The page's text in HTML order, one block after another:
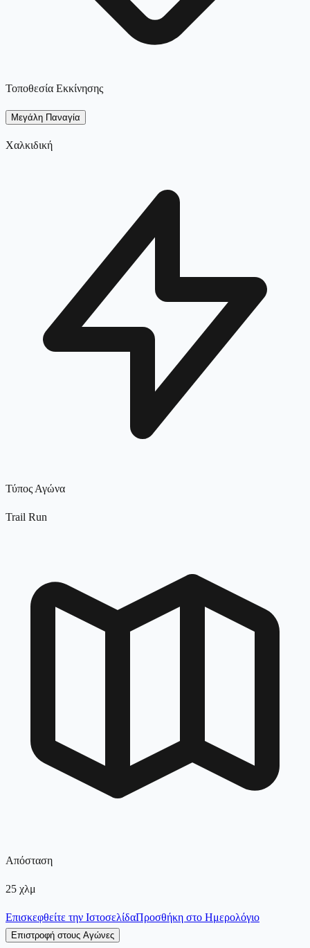
Τοποθεσία Εκκίνησης
Μεγάλη Παναγία
Χαλκιδική
Τύπος Αγώνα
Trail Run
Απόσταση
25 χλμ
Επισκεφθείτε την ΙστοσελίδαΠροσθήκη στο Ημερολόγιο
Επιστροφή στους Αγώνες